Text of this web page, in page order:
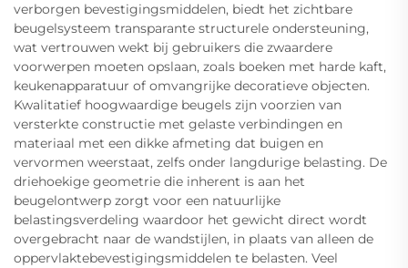
verborgen bevestigingsmiddelen, biedt het zichtbare
beugelsysteem transparante structurele ondersteuning,
wat vertrouwen wekt bij gebruikers die zwaardere
voorwerpen moeten opslaan, zoals boeken met harde kaft,
keukenapparatuur of omvangrijke decoratieve objecten.
Kwalitatief hoogwaardige beugels zijn voorzien van
versterkte constructie met gelaste verbindingen en
materiaal met een dikke afmeting dat buigen en
vervormen weerstaat, zelfs onder langdurige belasting. De
driehoekige geometrie die inherent is aan het
beugelontwerp zorgt voor een natuurlijke
belastingsverdeling waardoor het gewicht direct wordt
overgebracht naar de wandstijlen, in plaats van alleen de
oppervlaktebevestigingsmiddelen te belasten. Veel